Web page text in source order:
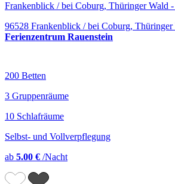
Frankenblick / bei Coburg, Thüringer Wald
96528 Frankenblick / bei Coburg, Thüringer
Ferienzentrum Rauenstein
200 Betten
3 Gruppenräume
10 Schlafräume
Selbst- und Vollverpflegung
ab 5.00 € /Nacht